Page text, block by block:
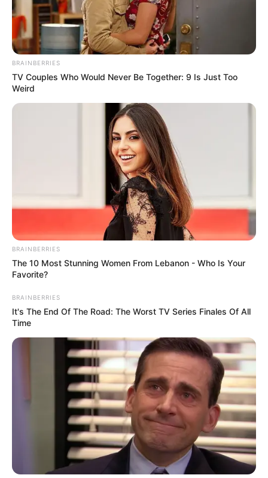
BRAINBERRIES
TV Couples Who Would Never Be Together: 9 Is Just Too
Weird
BRAINBERRIES
The 10 Most Stunning Women From Lebanon - Who Is Your
Favorite?
BRAINBERRIES
It's The End Of The Road: The Worst TV Series Finales Of All
Time